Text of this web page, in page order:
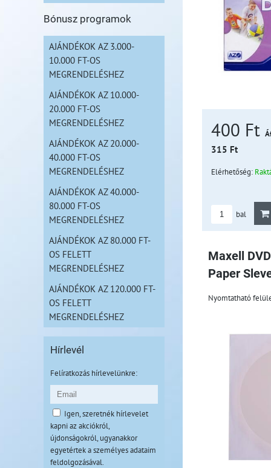
400 Ft
315 Ft
Elérhetőség:
bal
Maxell
Paper
Nyomtatható
Bónusz programok
AJÁNDÉKOK AZ 3.000-
10.000 FT-OS
MEGRENDELÉSHEZ
AJÁNDÉKOK AZ 10.000-
20.000 FT-OS
MEGRENDELÉSHEZ
AJÁNDÉKOK AZ 20.000-
40.000 FT-OS
MEGRENDELÉSHEZ
AJÁNDÉKOK AZ 40.000-
80.000 FT-OS
MEGRENDELÉSHEZ
AJÁNDÉKOK AZ 80.000 FT-
OS FELETT
MEGRENDELÉSHEZ
AJÁNDÉKOK AZ 120.000 FT-
OS FELETT
MEGRENDELÉSHEZ
Hírlevél
Felíratkozás hírlevelünkre:
Igen, szeretnék hírlevelet
kapni az akciókról,
újdonságokról, ugyanakkor
egyetértek a személyes adataim
feldolgozásával.